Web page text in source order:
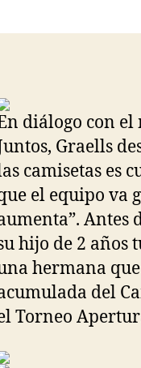
diálogo con el
Graells
camisetas es
el equipo va
Antes
hijo de 2 años
hermana
del
Torneo